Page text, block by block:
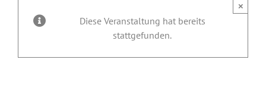
Diese Veranstaltung hat bereits
stattgefunden.
×